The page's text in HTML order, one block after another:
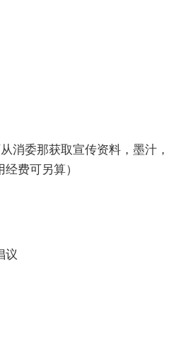
委那获取宣传资料，墨汁，
费可另算）
议